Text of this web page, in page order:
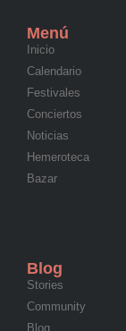
Menú
Inicio
Calendario
Festivales
Conciertos
Noticias
Hemeroteca
Bazar
Blog
Stories
Community
Blog